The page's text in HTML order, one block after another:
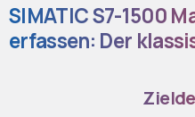
SIMATIC S7-1500
erfassen: Der